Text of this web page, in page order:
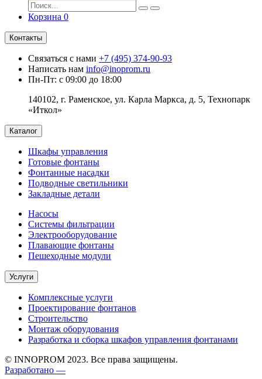
Корзина 0
Контакты
Связаться с нами +7 (495) 374-90-93
Написать нам info@inoprom.ru
Пн-Пт: с 09:00 до 18:00
140102, г. Раменское, ул. Карла Маркса, д. 5, Технопарк
«Иткол»
Каталог
Шкафы управления
Готовые фонтаны
Фонтанные насадки
Подводные светильники
Закладные детали
Насосы
Системы фильтрации
Электрооборудование
Плавающие фонтаны
Пешеходные модули
Услуги
Комплексные услуги
Проектирование фонтанов
Строительство
Монтаж оборудования
Разработка и сборка шкафов управления фонтанами
© INNOPROM 2023. Все права защищены.
Разработано —